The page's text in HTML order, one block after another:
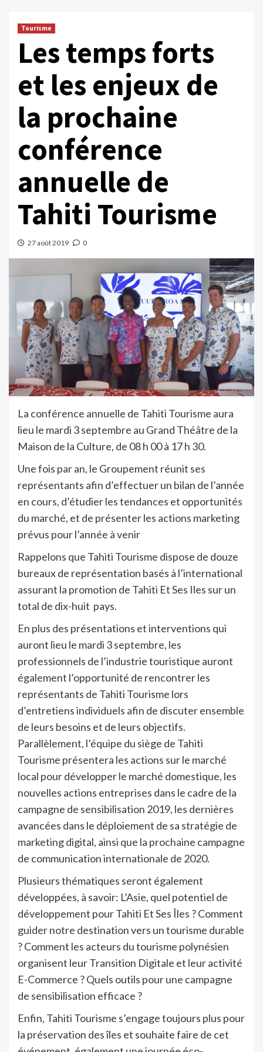
Tourisme
Les temps forts
et les enjeux de
la prochaine
conférence
annuelle de
Tahiti Tourisme
27 août 2019 0
La conférence annuelle de Tahiti Tourisme aura
lieu le mardi 3 septembre au Grand Théâtre de la
Maison de la Culture, de 08 h 00 à 17 h 30.
Une fois par an, le Groupement réunit ses
représentants afin d’effectuer un bilan de l’année
en cours, d’étudier les tendances et opportunités
du marché, et de présenter les actions marketing
prévus pour l’année à venir
Rappelons que Tahiti Tourisme dispose de douze
bureaux de représentation basés à l’international
assurant la promotion de Tahiti Et Ses Iles sur un
total de dix-huit pays.
En plus des présentations et interventions qui
auront lieu le mardi 3 septembre, les
professionnels de l’industrie touristique auront
également l’opportunité de rencontrer les
représentants de Tahiti Tourisme lors
d’entretiens individuels afin de discuter ensemble
de leurs besoins et de leurs objectifs.
Parallèlement, l’équipe du siège de Tahiti
Tourisme présentera les actions sur le marché
local pour développer le marché domestique, les
nouvelles actions entreprises dans le cadre de la
campagne de sensibilisation 2019, les dernières
avancées dans le déploiement de sa stratégie de
marketing digital, ainsi que la prochaine campagne
de communication internationale de 2020.
Plusieurs thématiques seront également
développées, à savoir: L’Asie, quel potentiel de
développement pour Tahiti Et Ses Îles ? Comment
guider notre destination vers un tourisme durable
? Comment les acteurs du tourisme polynésien
organisent leur Transition Digitale et leur activité
E-Commerce ? Quels outils pour une campagne
de sensibilisation efficace ?
Enfin, Tahiti Tourisme s’engage toujours plus pour
la préservation des îles et souhaite faire de cet